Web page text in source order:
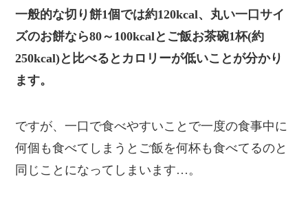
一般的な切り餅1個では約120kcal、丸い一口サイ
ズのお餅なら80～100kcalとご飯お茶碗1杯(約
250kcal)と比べるとカロリーが低いことが分かり
ます。
ですが、一口で食べやすいことで一度の食事中に
何個も食べてしまうとご飯を何杯も食べてるのと
同じことになってしまいます…。